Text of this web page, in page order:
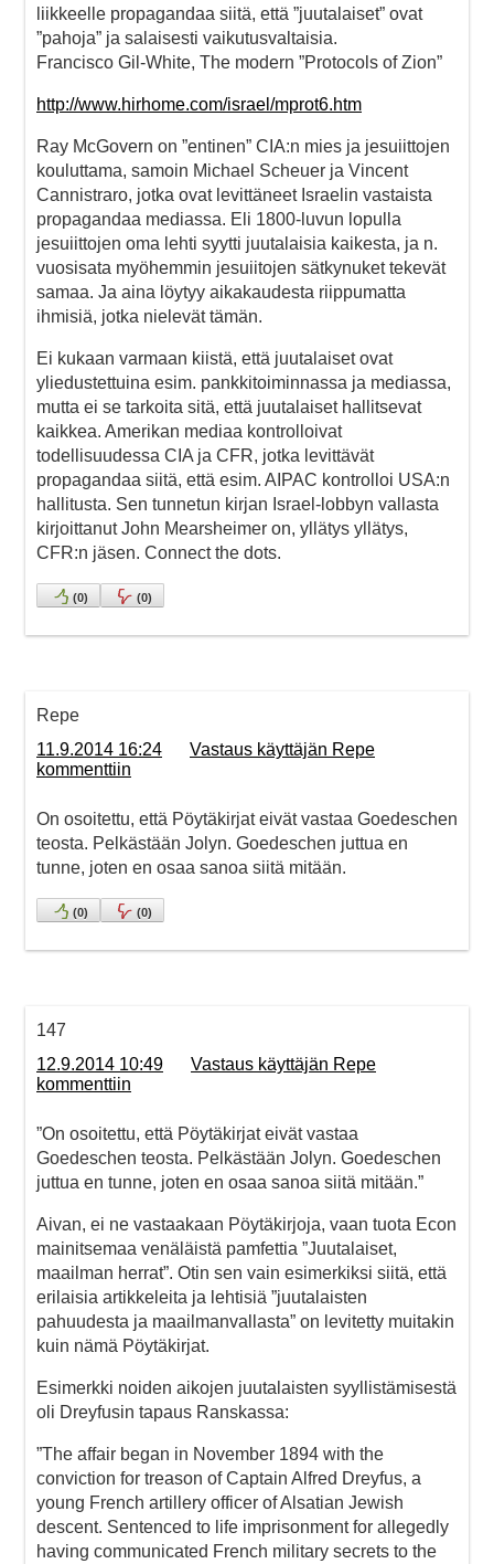
liikkeelle propagandaa siitä, että ”juutalaiset” ovat
”pahoja” ja salaisesti vaikutusvaltaisia.
Francisco Gil-White, The modern ”Protocols of Zion”
http://www.hirhome.com/israel/mprot6.htm
Ray McGovern on ”entinen” CIA:n mies ja jesuiittojen
kouluttama, samoin Michael Scheuer ja Vincent
Cannistraro, jotka ovat levittäneet Israelin vastaista
propagandaa mediassa. Eli 1800-luvun lopulla
jesuiittojen oma lehti syytti juutalaisia kaikesta, ja n.
vuosisata myöhemmin jesuiitojen sätkynuket tekevät
samaa. Ja aina löytyy aikakaudesta riippumatta
ihmisiä, jotka nielevät tämän.
Ei kukaan varmaan kiistä, että juutalaiset ovat
yliedustettuina esim. pankkitoiminnassa ja mediassa,
mutta ei se tarkoita sitä, että juutalaiset hallitsevat
kaikkea. Amerikan mediaa kontrolloivat
todellisuudessa CIA ja CFR, jotka levittävät
propagandaa siitä, että esim. AIPAC kontrolloi USA:n
hallitusta. Sen tunnetun kirjan Israel-lobbyn vallasta
kirjoittanut John Mearsheimer on, yllätys yllätys,
CFR:n jäsen. Connect the dots.
(0) (0)
Repe
11.9.2014 16:24
Vastaus käyttäjän Repe
kommenttiin
On osoitettu, että Pöytäkirjat eivät vastaa Goedeschen
teosta. Pelkästään Jolyn. Goedeschen juttua en
tunne, joten en osaa sanoa siitä mitään.
(0) (0)
147
12.9.2014 10:49
Vastaus käyttäjän Repe
kommenttiin
”On osoitettu, että Pöytäkirjat eivät vastaa
Goedeschen teosta. Pelkästään Jolyn. Goedeschen
juttua en tunne, joten en osaa sanoa siitä mitään.”
Aivan, ei ne vastaakaan Pöytäkirjoja, vaan tuota Econ
mainitsemaa venäläistä pamfettia ”Juutalaiset,
maailman herrat”. Otin sen vain esimerkiksi siitä, että
erilaisia artikkeleita ja lehtisiä ”juutalaisten
pahuudesta ja maailmanvallasta” on levitetty muitakin
kuin nämä Pöytäkirjat.
Esimerkki noiden aikojen juutalaisten syyllistämisestä
oli Dreyfusin tapaus Ranskassa:
”The affair began in November 1894 with the
conviction for treason of Captain Alfred Dreyfus, a
young French artillery officer of Alsatian Jewish
descent. Sentenced to life imprisonment for allegedly
having communicated French military secrets to the